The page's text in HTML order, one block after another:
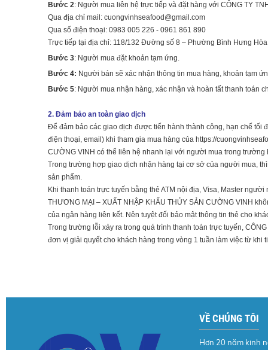
Bước 2: Người mua liên hệ trực tiếp và đặt hàng với CÔNG TY
Qua địa chỉ mail: cuongvinhseafood@gmail.com
Qua số điện thoại: 0983 005 226 - 0961 861 890
Trực tiếp tại địa chỉ: 118/132 Đường số 8 – Phường Bình Hưng
Bước 3: Người mua đặt khoản tạm ứng.
Bước 4: Người bán sẽ xác nhận thông tin mua hàng, khoản tạm
Bước 5: Người mua nhận hàng, xác nhận và hoàn tất thanh toán
2. Đảm bảo an toàn giao dịch
Để đảm bảo các giao dịch được tiến hành thành công, hạn chế tối
điện thoại, email) khi tham gia mua hàng của https://
CƯỜNG VINH có thể liên hệ nhanh lại với người mua trong trường
Trong trường hợp giao dịch nhận hàng tại cơ sở của người mua,
sản phẩm.
Khi thanh toán trực tuyến bằng thẻ ATM nội địa, Visa, Master
THƯƠNG MẠI – XUẤT NHẬP KHẨU THỦY SẢN CƯỜNG VINH
của ngân hàng liên kết. Nên tuyệt đối bảo mật thông tin thẻ cho
Trong trường lỗi xảy ra trong quá trình thanh toán trực tuyến,
đơn vị giải quyết cho khách hàng trong vòng 1 tuần làm việc từ
VỀ CHÚNG TÔI
Hơn 20 năm kinh